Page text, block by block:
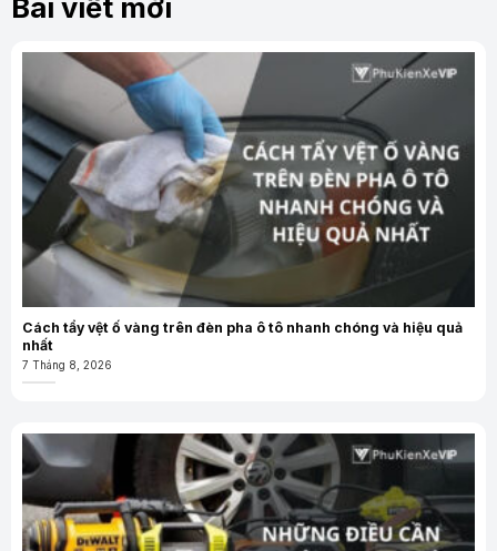
Bài viết mới
Cách tẩy vệt ố vàng trên đèn pha ô tô nhanh chóng và hiệu quả
nhất
7 Tháng 8, 2026